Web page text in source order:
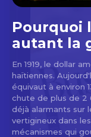
Pourquoi
autant la
En 1919, le dollar
haïtiennes.
équivaut à environ
chute de plus de 2
déjà alarmants sur
vertigineux dans
mécanismes qui